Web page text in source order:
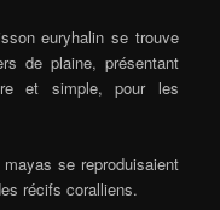
euryhalin se trouve
de plaine, présentant
et simple, pour les
se reproduisaient
récifs coralliens.